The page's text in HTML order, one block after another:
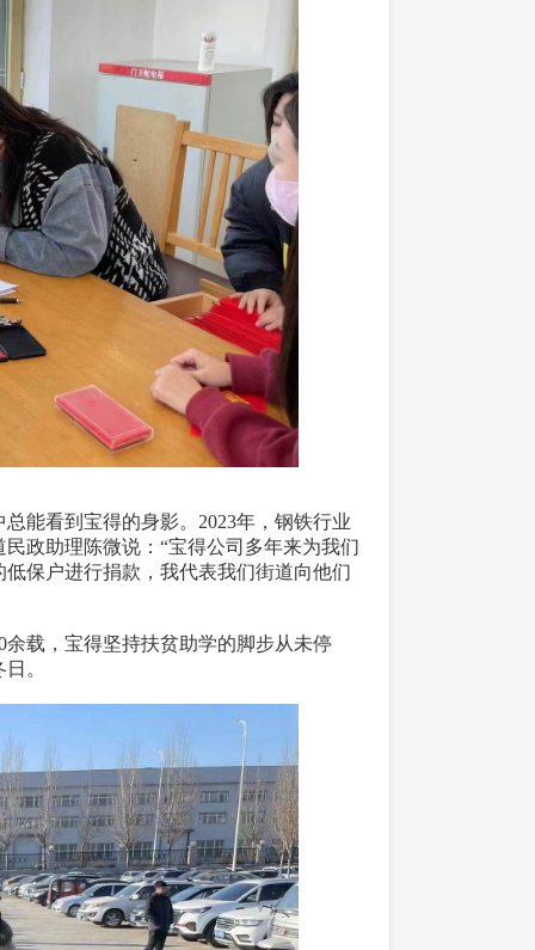
看到宝得的身影。2023年，钢铁行业
政助理陈微说：“宝得公司多年来为我们
保户进行捐款，我代表我们街道向他们
载，宝得坚持扶贫助学的脚步从未停
。